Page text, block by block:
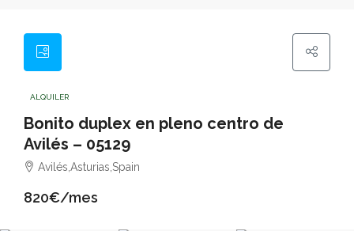
ALQUILER
Bonito duplex en pleno centro de
Avilés – 05129
Avilés,Asturias,Spain
820€/mes